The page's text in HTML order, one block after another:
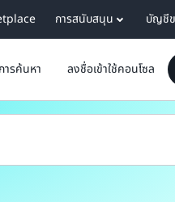
การสนับสนุน บัญชี
การค้นหา ลงชื่อเข้าใช้คอนโซล